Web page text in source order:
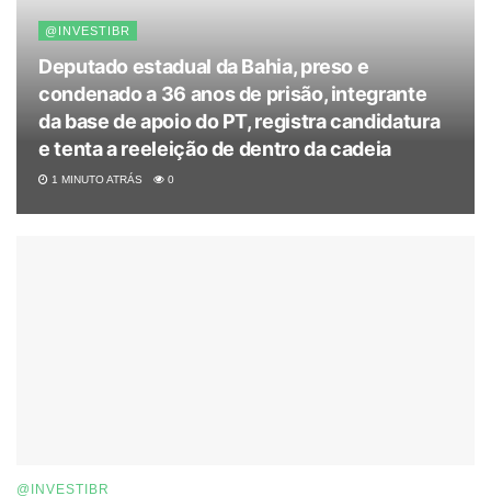
@INVESTIBR
Deputado estadual da Bahia, preso e
condenado a 36 anos de prisão, integrante
da base de apoio do PT, registra candidatura
e tenta a reeleição de dentro da cadeia
1 MINUTO ATRÁS 0
@INVESTIBR